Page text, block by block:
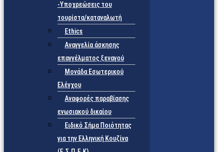
-Υποχρεώσεις του
τουρίστα/καταναλωτή
Ethics
Αναγγελία άσκησης
επαγγέλματος ξεναγού
Μονάδα Εσωτερικού
Ελέγχου
Αναφορές παραβίασης
ενωσιακού δικαίου
Ειδικό Σήμα Ποιότητας
για την Ελληνική Κουζίνα